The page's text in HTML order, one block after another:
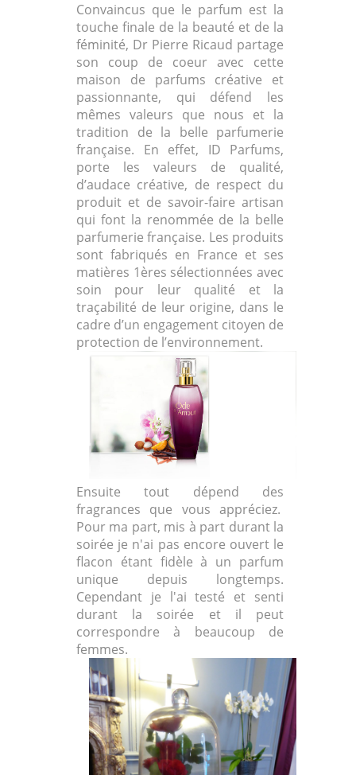
Convaincus que le parfum est la
touche finale de la beauté et de la
féminité, Dr Pierre Ricaud partage
son coup de coeur avec cette
maison de parfums créative et
passionnante, qui défend les
mêmes valeurs que nous et la
tradition de la belle parfumerie
française. En effet, ID Parfums,
porte les valeurs de qualité,
d’audace créative, de respect du
produit et de savoir-faire artisan
qui font la renommée de la belle
parfumerie française. Les produits
sont fabriqués en France et ses
matières 1ères sélectionnées avec
soin pour leur qualité et la
traçabilité de leur origine, dans le
cadre d’un engagement citoyen de
protection de l’environnement.
Ensuite tout dépend des
fragrances que vous appréciez.
Pour ma part, mis à part durant la
soirée je n'ai pas encore ouvert le
flacon étant fidèle à un parfum
unique depuis longtemps.
Cependant je l'ai testé et senti
durant la soirée et il peut
correspondre à beaucoup de
femmes.